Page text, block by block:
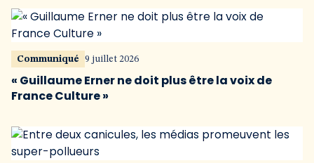
Communiqué 9 juillet 2026
« Guillaume Erner ne doit plus être la voix de
France Culture »